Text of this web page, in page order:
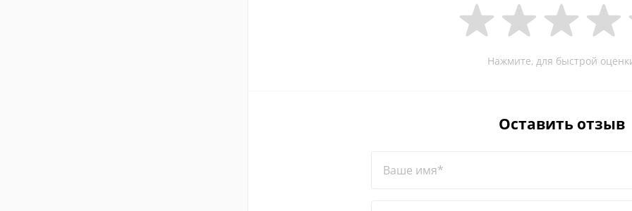
Нажмите, для быстрой
Оставить отзыв
Ваше имя*